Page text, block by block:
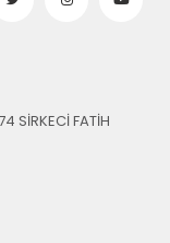
SİRKECİ FATİH